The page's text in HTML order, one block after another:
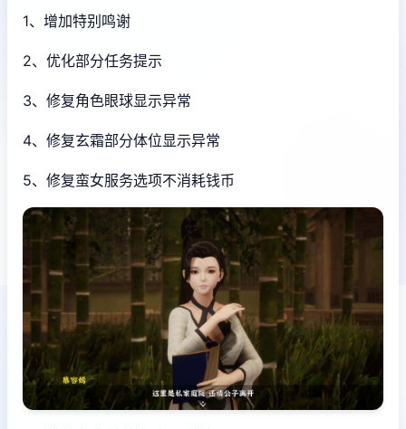
1、增加特别鸣谢
2、优化部分任务提示
3、修复角色眼球显示异常
4、修复玄霜部分体位显示异常
5、修复蛮女服务选项不消耗钱币